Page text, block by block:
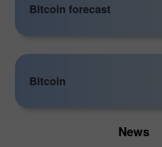
Bitcoin forecast
Bitcoin
News